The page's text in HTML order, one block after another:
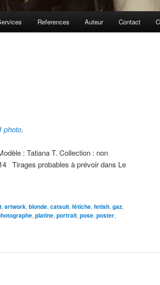
References Auteur Contact
photo.
: Tatiana T. Collection : non
Tirages probables à prévoir dans Le
, artwork, blonde, catsuit, fétiche, fetish, gaz,
, platine, portrait, pose, poster,